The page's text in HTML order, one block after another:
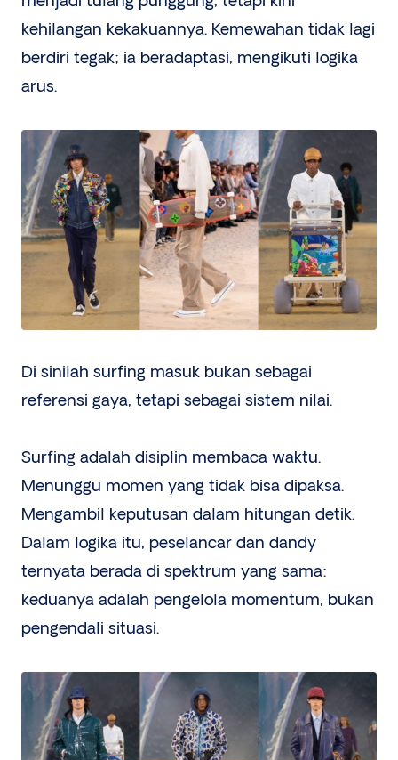
kehilangan kekakuannya. Kemewahan tidak lagi
berdiri tegak; ia beradaptasi, mengikuti logika
arus.
Di sinilah surfing masuk bukan sebagai
referensi gaya, tetapi sebagai sistem nilai.
Surfing adalah disiplin membaca waktu.
Menunggu momen yang tidak bisa dipaksa.
Mengambil keputusan dalam hitungan detik.
Dalam logika itu, peselancar dan dandy
ternyata berada di spektrum yang sama:
keduanya adalah pengelola momentum, bukan
pengendali situasi.